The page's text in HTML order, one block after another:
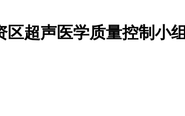
区超声医学质量控制小